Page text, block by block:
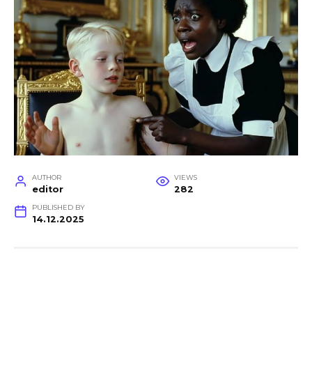
AUTHOR
editor
VIEWS
282
PUBLISHED BY
14.12.2025